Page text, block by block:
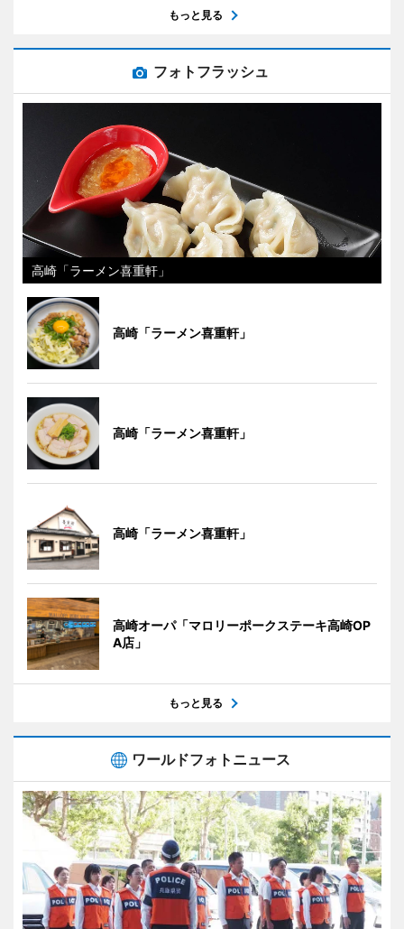
もっと見る
フォトフラッシュ
高崎「ラーメン喜重軒」
高崎「ラーメン喜重軒」
高崎「ラーメン喜重軒」
高崎「ラーメン喜重軒」
高崎オーパ「マロリーポークステーキ高崎OP
A店」
もっと見る
ワールドフォトニュース